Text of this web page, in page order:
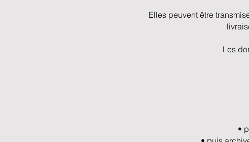
Elles peuvent être
Les
•